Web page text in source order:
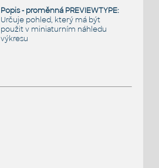
Popis - proměnná PREVIEWTYPE:
Určuje pohled, který má být
použit v miniaturním náhledu
výkresu